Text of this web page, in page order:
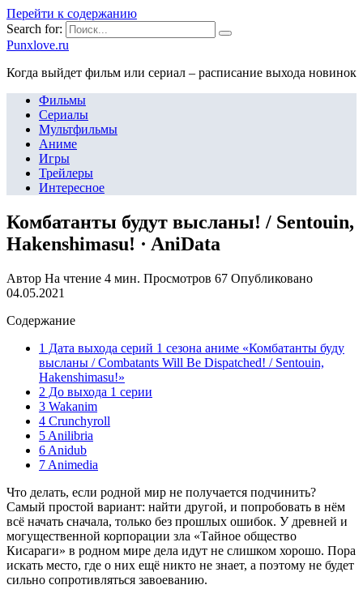
Перейти к содержанию
Search for:
Punxlove.ru
Когда выйдет фильм или сериал – расписание выхода новинок
Фильмы
Сериалы
Мультфильмы
Аниме
Игры
Трейлеры
Интересное
Комбатанты будут высланы! / Sentouin,
Hakenshimasu! · AniData
Автор На чтение 4 мин. Просмотров 67 Опубликовано
04.05.2021
Содержание
1 Дата выхода серий 1 сезона аниме «Комбатанты буду
высланы / Combatants Will Be Dispatched! / Sentouin,
Hakenshimasu!»
2 До выхода 1 серии
3 Wakanim
4 Crunchyroll
5 Anilibria
6 Anidub
7 Animedia
Что делать, если родной мир не получается подчинить?
Самый простой вариант: найти другой, и попробовать в нём
всё начать сначала, только без прошлых ошибок. У древней и
могущественной корпорации зла «Тайное общество
Кисараги» в родном мире дела идут не слишком хорошо. Пора
искать место, где о них ещё никто не знает, а поэтому не будет
сильно сопротивляться завоеванию.